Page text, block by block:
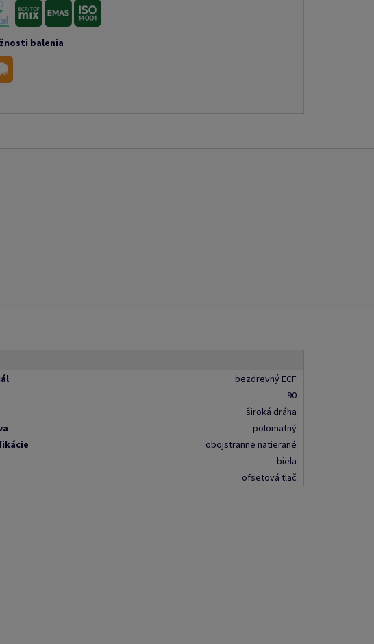
balenia
bezdrevný ECF
90
široká dráha
polomatný
obojstranne natierané
biela
ofsetová tlač